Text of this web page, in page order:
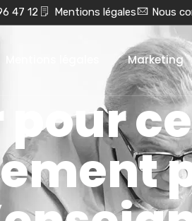
47 12 Mentions légales Nous
Marketing
pour